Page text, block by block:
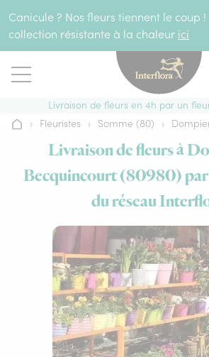
Canicule ? Nos fleurs tiennent le coup
collection résistante à la chaleur ici
Livraison de fleurs en 4h par un
Accueil
› Fleuristes › Somme (80) ›
Livraison de fleurs à
Becquincourt (80980) par
du réseau